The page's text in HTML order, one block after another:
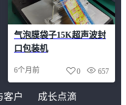
气泡膜袋子15K超声波封
口包装机
6个月前 657
0
客户 成长点滴